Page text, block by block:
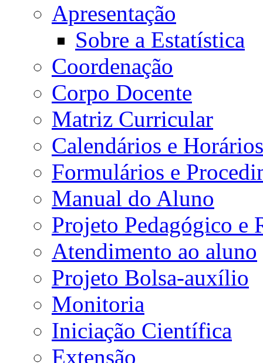
Apresentação
Sobre a Estatística
Coordenação
Corpo Docente
Matriz Curricular
Calendários e Horários
Formulários e
Manual do Aluno
Projeto Pedagógico e
Atendimento ao aluno
Projeto Bolsa-auxílio
Monitoria
Iniciação Científica
Extensão